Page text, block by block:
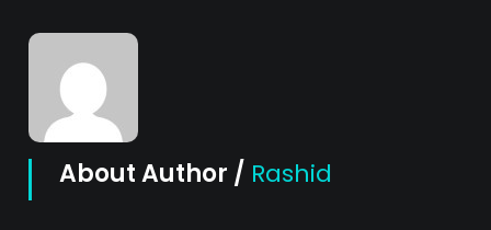
About Author / Rashid